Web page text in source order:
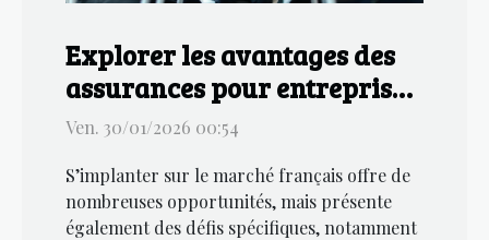
Explorer les avantages des
assurances pour entreprises
étrangères en France
Ven. 30/01/2026 00:54
S’implanter sur le marché français offre de
nombreuses opportunités, mais présente
également des défis spécifiques, notamment